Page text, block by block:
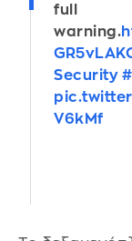
full
warning.
Security
V6kMf